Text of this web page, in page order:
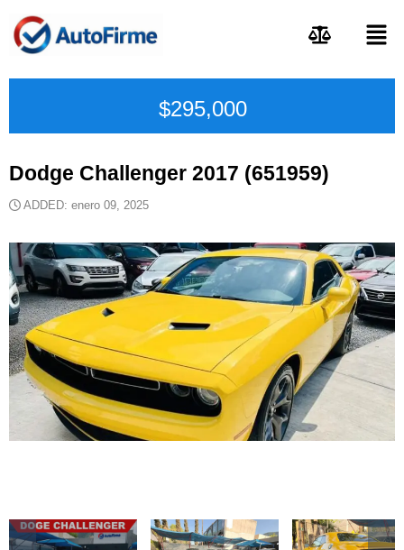
$295,000
Dodge Challenger 2017 (651959)
ADDED: enero 09, 2025